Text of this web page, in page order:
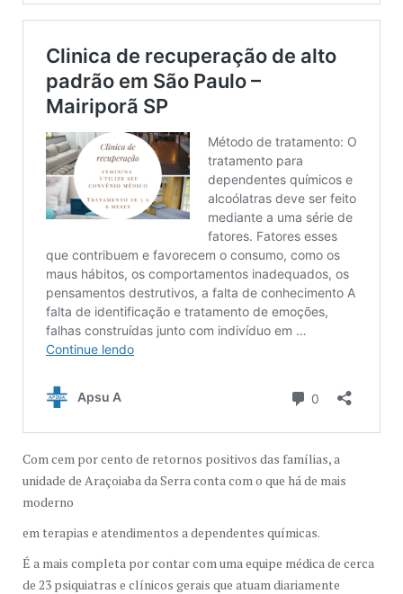
Com cem por cento de retornos positivos das famílias, a
unidade de Araçoiaba da Serra conta com o que há de mais
moderno
em terapias e atendimentos a dependentes químicas.
É a mais completa por contar com uma equipe médica de cerca
de 23 psiquiatras e clínicos gerais que atuam diariamente